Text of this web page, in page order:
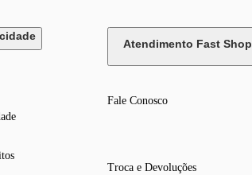
Atendimento Fast Shop
Fale Conosco
Troca e Devoluções